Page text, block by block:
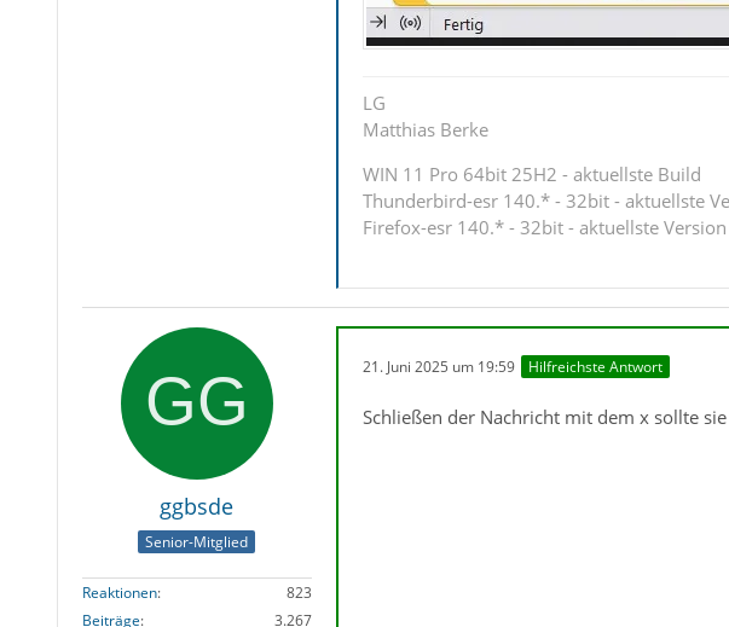
LG
Matthias Berke
WIN 11 Pro 64bit 25H2 - aktuellste Build
Thunderbird-esr 140.* - 32bit - aktuellste
Firefox-esr 140.* - 32bit - aktuellste Version
ggbsde
Senior-Mitglied
Reaktionen
823
Beiträge
3.267
21. Juni 2025 um 19:59 Hilfreichste Antwort
Schließen der Nachricht mit dem x sollte